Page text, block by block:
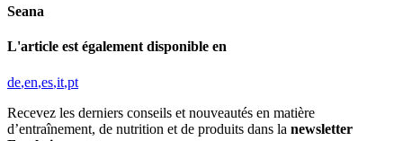
Seana
L'article est également disponible en
de en es it pt
Recevez les derniers conseils et nouveautés en matière
d’entraînement, de nutrition et de produits dans la newsletter